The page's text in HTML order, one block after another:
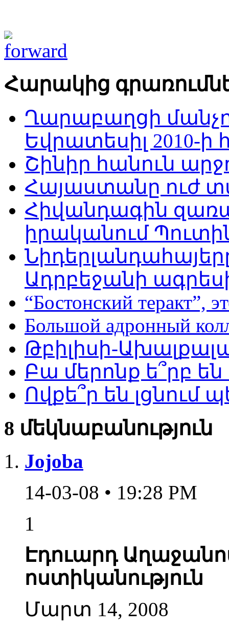
Հարակից
Ղարաբաղցի
Եվրատեսիլ 2010-ի
Շինիր հանուն
Հայաստանը ուժ
Հիվանդագին
իրականում
Ադրբեջանի
“Бостонский теракт”,
Большой адронный
Թբիլիսի-
Բա մերոնք ե՞րբ
Ովքե՞ր են
8 մեկնաբանություն
Jojoba
14-03-08 • 19:28 PM
1
Էդուարդ
ոստիկանություն
Մարտ 14, 2008